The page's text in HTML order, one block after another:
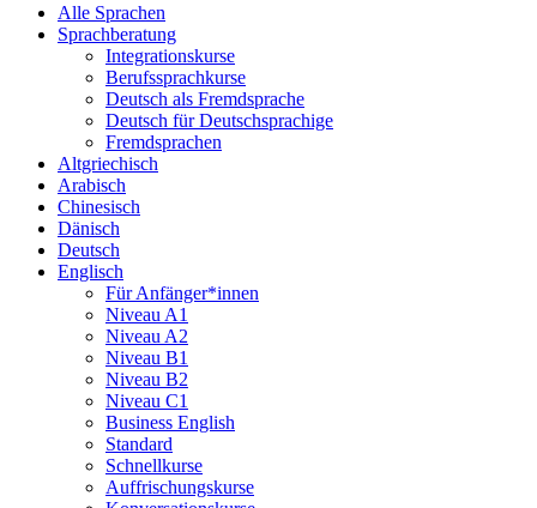
Alle Sprachen
Sprachberatung
Integrationskurse
Berufssprachkurse
Deutsch als Fremdsprache
Deutsch für Deutschsprachige
Fremdsprachen
Altgriechisch
Arabisch
Chinesisch
Dänisch
Deutsch
Englisch
Für Anfänger*innen
Niveau A1
Niveau A2
Niveau B1
Niveau B2
Niveau C1
Business English
Standard
Schnellkurse
Auffrischungskurse